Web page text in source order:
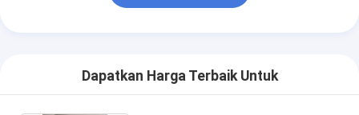
Dapatkan Harga Terbaik Untuk